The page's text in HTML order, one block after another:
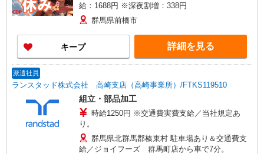
給：1688円 ※深夜割増：338円
群馬県前橋市
キープ 詳細を見る
派遣社員
ランスタッド株式会社 高崎支店（高崎事業所）/FTKS119510
組立・部品加工
時給1250円 ※交通費実費支給／当社規定あ
り。
群馬県北群馬郡榛東村 駐車場あり＆交通費支
給／ジョイフーズ 群馬町店から車で7分。